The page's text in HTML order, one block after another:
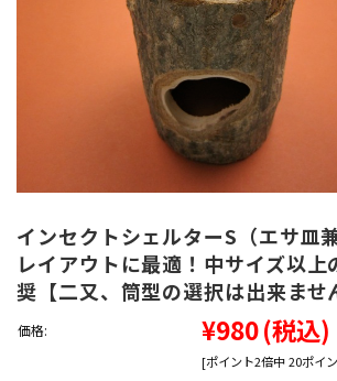
インセクトシェルターS（エサ皿
レイアウトに最適！中サイズ以上
奨【二又、筒型の選択は出来ませ
価格: ¥980(税込)
[ポイント2倍中 20ポイ